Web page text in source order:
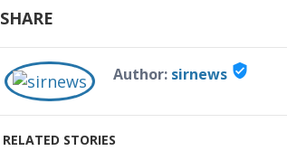
SHARE
Author: sirnews verified_user
RELATED STORIES